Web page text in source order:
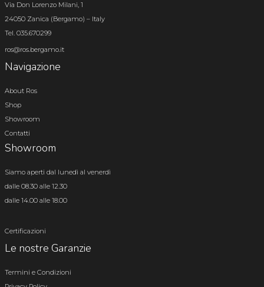
Via Don Lorenzo Milani, 1
24050 Zanica (Bergamo) – Italy
Tel. 035.670299
ros@ros.bergamo.it
Navigazione
About Ros
Shop
Showroom
Contatti
Showroom
Siamo aperti dal lunedì al venerdì
dalle 08.30 alle 12.30
dalle 14.00 alle 18.00
Certificazioni
Le nostre Garanzie
Termini e Condizioni